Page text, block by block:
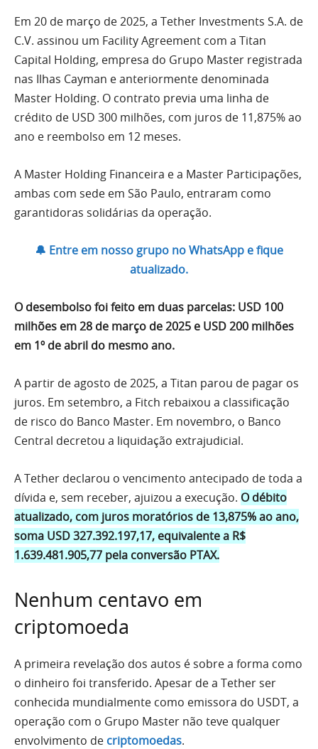
Em 20 de março de 2025, a Tether Investments S.A. de
C.V. assinou um Facility Agreement com a Titan
Capital Holding, empresa do Grupo Master registrada
nas Ilhas Cayman e anteriormente denominada
Master Holding. O contrato previa uma linha de
crédito de USD 300 milhões, com juros de 11,875% ao
ano e reembolso em 12 meses.
A Master Holding Financeira e a Master Participações,
ambas com sede em São Paulo, entraram como
garantidoras solidárias da operação.
🔔 Entre em nosso grupo no WhatsApp e fique
atualizado.
O desembolso foi feito em duas parcelas: USD 100
milhões em 28 de março de 2025 e USD 200 milhões
em 1º de abril do mesmo ano.
A partir de agosto de 2025, a Titan parou de pagar os
juros. Em setembro, a Fitch rebaixou a classificação
de risco do Banco Master. Em novembro, o Banco
Central decretou a liquidação extrajudicial.
A Tether declarou o vencimento antecipado de toda a
dívida e, sem receber, ajuizou a execução. O débito
atualizado, com juros moratórios de 13,875% ao ano,
soma USD 327.392.197,17, equivalente a R$
1.639.481.905,77 pela conversão PTAX.
Nenhum centavo em
criptomoeda
A primeira revelação dos autos é sobre a forma como
o dinheiro foi transferido. Apesar de a Tether ser
conhecida mundialmente como emissora do USDT, a
operação com o Grupo Master não teve qualquer
envolvimento de criptomoedas.